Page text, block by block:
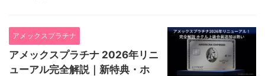
アメックスプラチナ
アメックスプラチナ 2026年リニ
ューアル完全解説｜新特典・ホ